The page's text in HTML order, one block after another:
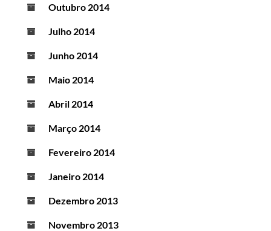
Outubro 2014
Julho 2014
Junho 2014
Maio 2014
Abril 2014
Março 2014
Fevereiro 2014
Janeiro 2014
Dezembro 2013
Novembro 2013